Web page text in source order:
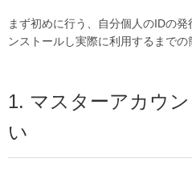
まず初めに行う、自分個人のIDの
ンストールし実際に利用するまでの
1. マスターアカウ
い